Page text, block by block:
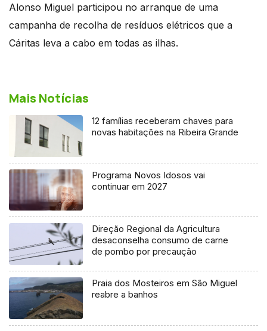
Alonso Miguel participou no arranque de uma
campanha de recolha de resíduos elétricos que a
Cáritas leva a cabo em todas as ilhas.
Mais Notícias
12 famílias receberam chaves para
novas habitações na Ribeira Grande
Programa Novos Idosos vai
continuar em 2027
Direção Regional da Agricultura
desaconselha consumo de carne
de pombo por precaução
Praia dos Mosteiros em São Miguel
reabre a banhos